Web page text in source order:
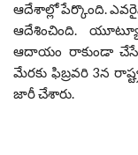
ఆదేశాల్లో పేర్కొంది.
ఆదేశించింది.
ఆదాయం రాకుండా
మేరకు ఫిబ్రవరి 3న
జారీ చేశారు.